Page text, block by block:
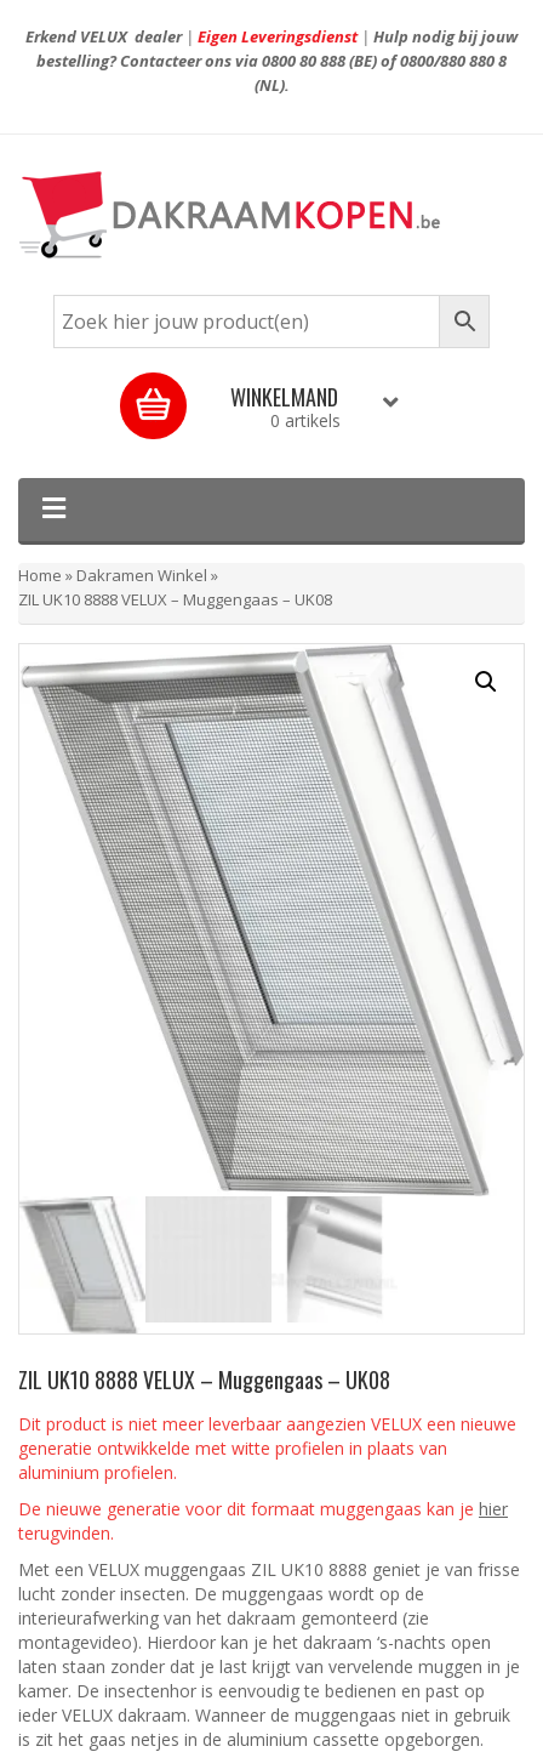
Erkend VELUX dealer| Eigen Leveringsdienst| Hulp nodig bij jouw
bestelling? Contacteer ons via0800 80 888(BE) of0800/880 880 8
(NL).
WINKELMAND
0 artikels
Home » Dakramen Winkel »
ZIL UK10 8888 VELUX – Muggengaas – UK08
ZIL UK10 8888 VELUX – Muggengaas – UK08
Dit product is niet meer leverbaar aangezien VELUX een nieuwe
generatie ontwikkelde met witte profielen in plaats van
aluminium profielen.
De nieuwe generatie voor dit formaat muggengaas kan je hier
terugvinden.
Met een VELUX muggengaas ZIL UK10 8888 geniet je van frisse
lucht zonder insecten. De muggengaas wordt op de
interieurafwerking van het dakraam gemonteerd (zie
montagevideo). Hierdoor kan je het dakraam ‘s-nachts open
laten staan zonder dat je last krijgt van vervelende muggen in je
kamer. De insectenhor is eenvoudig te bedienen en past op
ieder VELUX dakraam. Wanneer de muggengaas niet in gebruik
is zit het gaas netjes in de aluminium cassette opgeborgen.